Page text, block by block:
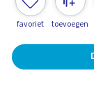
favoriet toevoegen